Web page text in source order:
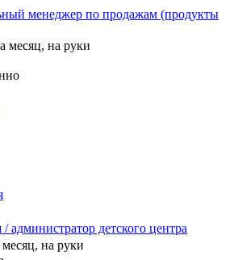
менеджер по продажам (продукты
месяц, на руки
администратор детского центра
месяц, на руки